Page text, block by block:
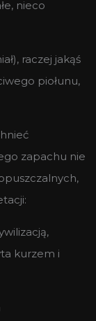
nieco
raczej jakąś
piołunu,
zapachu nie
kurzem i